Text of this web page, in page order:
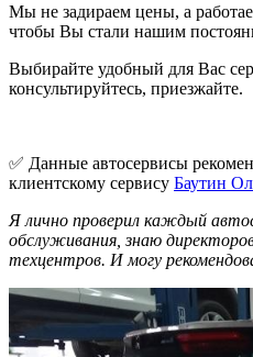
Мы не задираем цены, а
чтобы Вы стали нашим
Выбирайте удобный для Вас
консультируйтесь, приезжайте.
✅ Данные автосервисы
клиентскому сервису Баутин
Я лично проверил каждый
обслуживания, знаю
техцентров. И могу